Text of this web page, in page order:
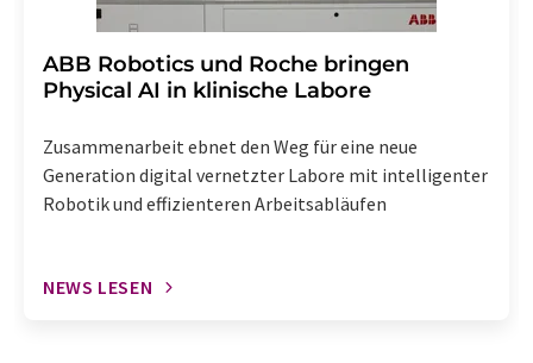
​​​​​​​ABB Robotics und Roche bringen
Physical AI in klinische Labore
Zusammenarbeit ebnet den Weg für eine neue
Generation digital vernetzter Labore mit intelligenter
Robotik und effizienteren Arbeitsabläufen
NEWS LESEN